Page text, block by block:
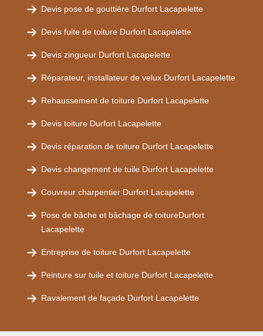
Devis pose de gouttière Durfort Lacapelette
Devis fuite de toiture Durfort Lacapelette
Devis zingueur Durfort Lacapelette
Réparateur, installateur de velux Durfort Lacapelette
Rehaussement de toiture Durfort Lacapelette
Devis toiture Durfort Lacapelette
Devis réparation de toiture Durfort Lacapelette
Devis changement de tuile Durfort Lacapelette
Couvreur charpentier Durfort Lacapelette
Pose de bâche et bâchage de toitureDurfort
Lacapelette
Entreprise de toiture Durfort Lacapelette
Peinture sur tuile et toiture Durfort Lacapelette
Ravalement de façade Durfort Lacapelette